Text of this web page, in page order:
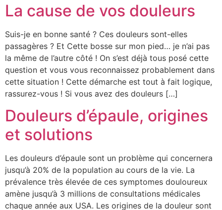
La cause de vos douleurs
Suis-je en bonne santé ? Ces douleurs sont-elles
passagères ? Et Cette bosse sur mon pied… je n’ai pas
la même de l’autre côté ! On s’est déjà tous posé cette
question et vous vous reconnaissez probablement dans
cette situation ! Cette démarche est tout à fait logique,
rassurez-vous ! Si vous avez des douleurs […]
Douleurs d’épaule, origines
et solutions
Les douleurs d’épaule sont un problème qui concernera
jusqu’à 20% de la population au cours de la vie. La
prévalence très élevée de ces symptomes douloureux
amène jusqu’à 3 millions de consultations médicales
chaque année aux USA. Les origines de la douleur sont